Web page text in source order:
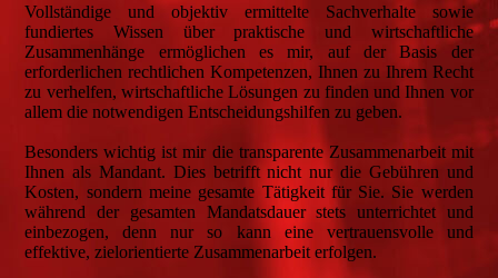
Vollständige und objektiv ermittelte Sachverhalte sowie
fundiertes Wissen über praktische und wirtschaftliche
Zusammenhänge ermöglichen es mir, auf der Basis der
erforderlichen rechtlichen Kompetenzen, Ihnen zu Ihrem Recht
zu verhelfen, wirtschaftliche Lösungen zu finden und Ihnen vor
allem die notwendigen Entscheidungshilfen zu geben.
Besonders wichtig ist mir die transparente Zusammenarbeit mit
Ihnen als Mandant. Dies betrifft nicht nur die Gebühren und
Kosten, sondern meine gesamte Tätigkeit für Sie. Sie werden
während der gesamten Mandatsdauer stets unterrichtet und
einbezogen, denn nur so kann eine vertrauensvolle und
effektive, zielorientierte Zusammenarbeit erfolgen.